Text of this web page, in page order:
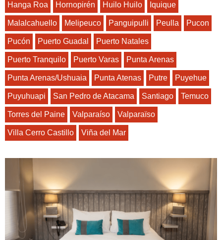
Hanga Roa Hornopirén Huilo Huilo Iquique
Malalcahuello Melipeuco Panguipulli Peulla Pucon
Pucón Puerto Guadal Puerto Natales
Puerto Tranquilo Puerto Varas Punta Arenas
Punta Arenas/Ushuaia Punta Atenas Putre Puyehue
Puyuhuapi San Pedro de Atacama Santiago Temuco
Torres del Paine Valparaíso Valparaïso
Villa Cerro Castillo Viña del Mar